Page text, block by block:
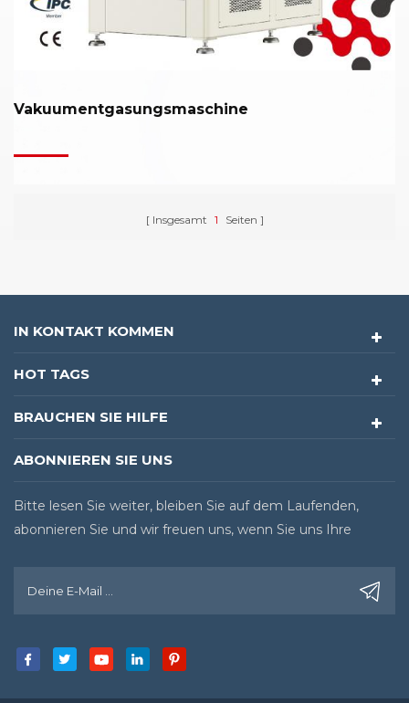
Vakuumentgasungsmaschine
Insgesamt 1 Seiten
IN KONTAKT KOMMEN
HOT TAGS
BRAUCHEN SIE HILFE
ABONNIEREN SIE UNS
Bitte lesen Sie weiter, bleiben Sie auf dem Laufenden,
abonnieren Sie und wir freuen uns, wenn Sie uns Ihre